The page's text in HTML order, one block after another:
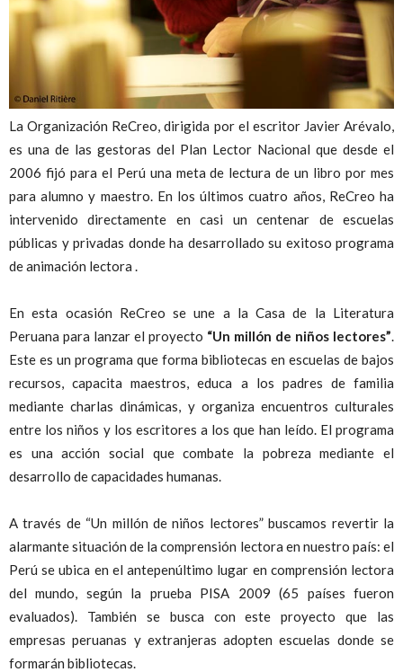
La Organización ReCreo, dirigida por el escritor Javier Arévalo,
es una de las gestoras del Plan Lector Nacional que desde el
2006 fijó para el Perú una meta de lectura de un libro por mes
para alumno y maestro. En los últimos cuatro años, ReCreo ha
intervenido directamente en casi un centenar de escuelas
públicas y privadas donde ha desarrollado su exitoso programa
de animación lectora .
En esta ocasión ReCreo se une a la Casa de la Literatura
Peruana para lanzar el proyecto “Un millón de niños lectores”
Este es un programa que forma bibliotecas en escuelas de bajos
recursos, capacita maestros, educa a los padres de familia
mediante charlas dinámicas, y organiza encuentros culturales
entre los niños y los escritores a los que han leído. El programa
es una acción social que combate la pobreza mediante el
desarrollo de capacidades humanas.
A través de “Un millón de niños lectores” buscamos revertir la
alarmante situación de la comprensión lectora en nuestro país: el
Perú se ubica en el antepenúltimo lugar en comprensión lectora
del mundo, según la prueba PISA 2009 (65 países fueron
evaluados). También se busca con este proyecto que las
empresas peruanas y extranjeras adopten escuelas donde se
formarán bibliotecas.